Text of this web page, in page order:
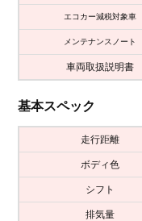
エコカー減税対象車
メンテナンスノート
車両取扱説明書
基本スペック
走行距離
ボディ色
シフト
排気量